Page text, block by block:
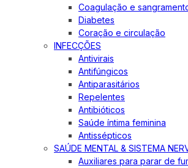
Coagulação e
Diabetes
Coração e circulação
INFECÇÕES
Antivirais
Antifúngicos
Antiparasitários
Repelentes
Antibióticos
Saúde íntima feminina
Antissépticos
SAÚDE MENTAL & SISTEMA
Auxiliares para parar de